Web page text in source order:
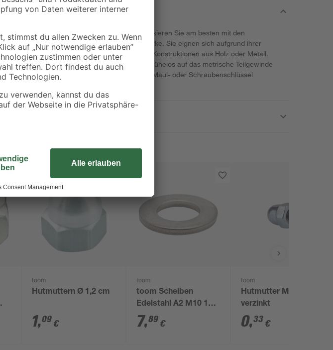
Schwer zugängliche Stellen Ihrer Konstruktion fixieren Sie am besten mit den
Sechskantschrauben unserer toom Qualitätsmarke. Sie eignen sich aufgrund ihrer
besonders stabilen Beschaffenheit für schwere Konstruktionen aus Holz oder Metall.
Passende Muttern der Größe M12 lassen sich mühelos auf das metrische Teilgewinde
aufdrehen und werden anschließend mit einem Maul- oder Schraubenschlüssel
toom
Hutmuttern Ø 1,2 cm
1,09 €
toom
toom Scheiben
Edelstahl A2 M10 10,5
mm 50 Stück
7,89 €
toom
Hutmutter M4
verzinkt
0,33 €